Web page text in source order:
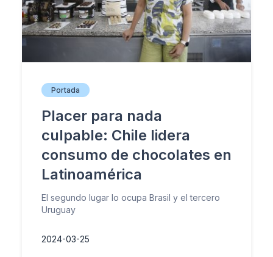
Portada
Placer para nada
culpable: Chile lidera
consumo de chocolates en
Latinoamérica
El segundo lugar lo ocupa Brasil y el tercero
Uruguay
2024-03-25